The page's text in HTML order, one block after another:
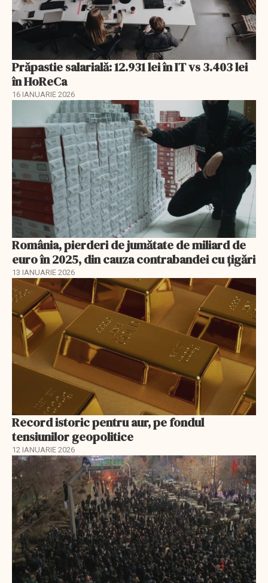
Prăpastie salarială: 12.931 lei în IT vs 3.403 lei
în HoReCa
16 IANUARIE 2026
România, pierderi de jumătate de miliard de
euro în 2025, din cauza contrabandei cu ţigări
13 IANUARIE 2026
Record istoric pentru aur, pe fondul
tensiunilor geopolitice
12 IANUARIE 2026